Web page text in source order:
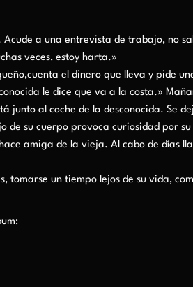
a una entrevista de trabajo, no
veces, estoy harta.»
el dinero que lleva y pide
le dice que va a la costa.»
junto al coche de la desconocida. Se
de su cuerpo provoca curiosidad por
amiga de la vieja. Al cabo de días
tomarse un tiempo lejos de su vida,